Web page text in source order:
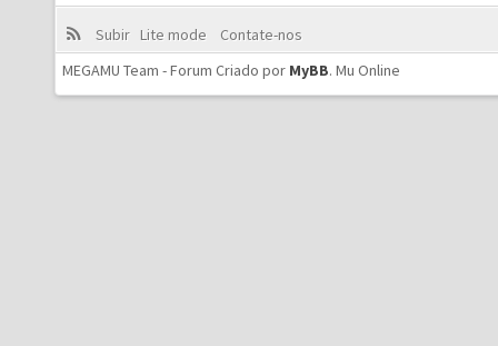
Subir Lite mode
Contate-nos
MEGAMU Team - Forum Criado por MyBB. Mu Online